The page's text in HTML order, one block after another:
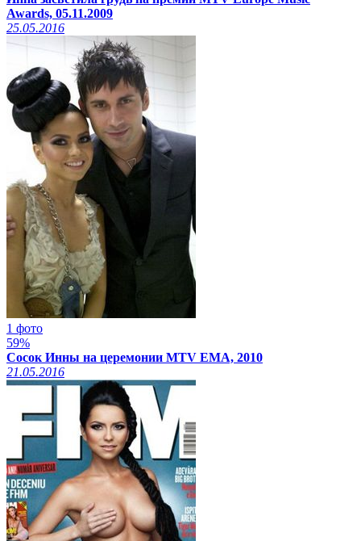
Awards, 05.11.2009
25.05.2016
1 фото
59%
Сосок Инны на церемонии MTV EMA, 2010
21.05.2016